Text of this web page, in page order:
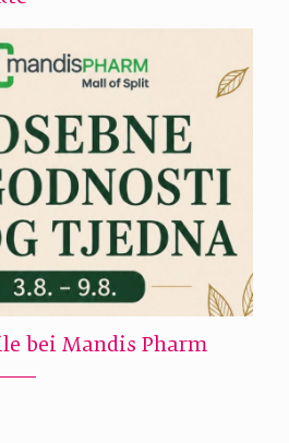
bei Mandis Pharm